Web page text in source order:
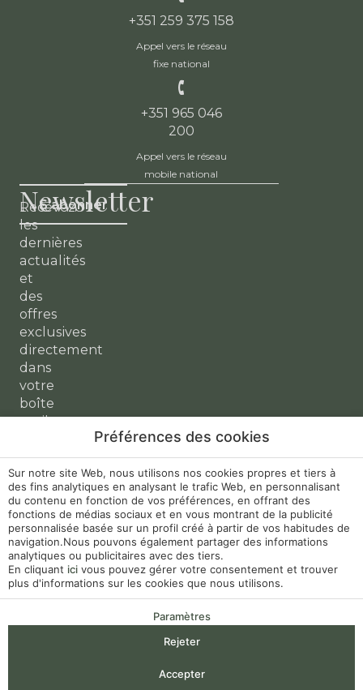
+351 259 375 158
Appel vers le réseau
fixe national
+351 965 046
200
Appel vers le réseau
mobile national
Newsletter
Recevez
les
dernières
actualités
et
des
offres
exclusives
directement
dans
votre
boîte
mail.
S'abonner
Mention Legale
Politique en
matière de cookies
Livro de
Reclamações
Configuração de
réservationparMirai
Préférences des cookies
Sur notre site Web, nous utilisons nos cookies propres et tiers à
des fins analytiques en analysant le trafic Web, en personnalisant
du contenu en fonction de vos préférences, en offrant des
fonctions de médias sociaux et en vous montrant de la publicité
personnalisée basée sur un profil créé à partir de vos habitudes de
navigation.Nous pouvons également partager des informations
analytiques ou publicitaires avec des tiers.
En cliquant ici vous pouvez gérer votre consentement et trouver
plus d'informations sur les cookies que nous utilisons.
Paramètres
Rejeter
Accepter